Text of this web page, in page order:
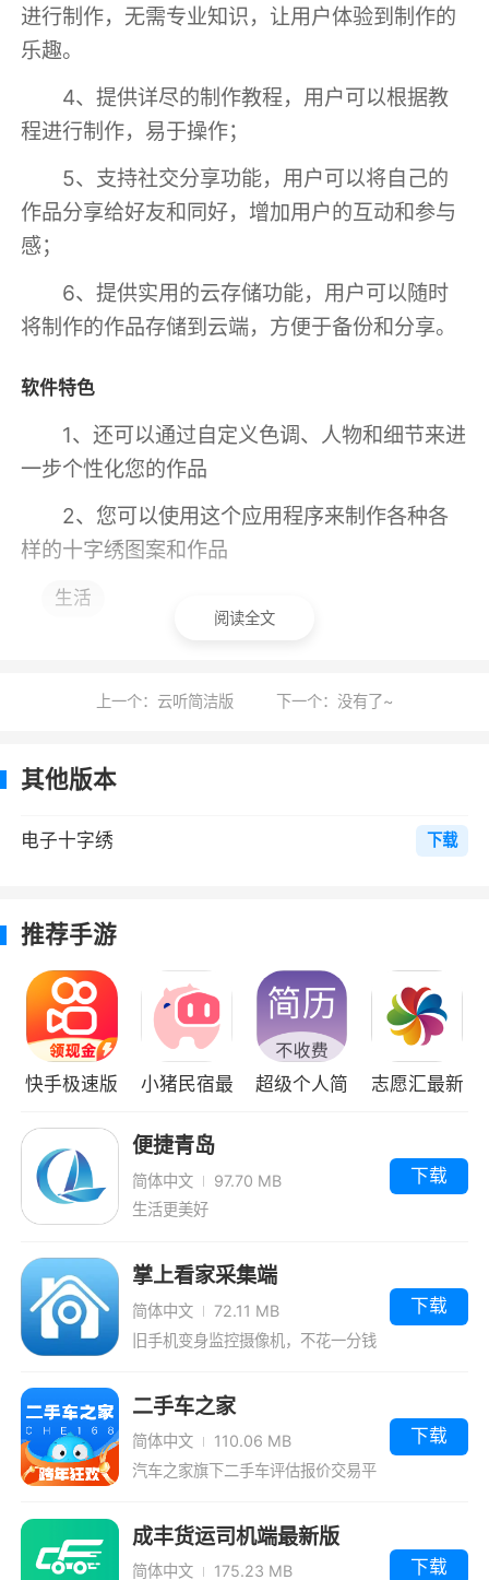
进行制作，无需专业知识，让用户体验到制作的
乐趣。
4、提供详尽的制作教程，用户可以根据教
程进行制作，易于操作；
5、支持社交分享功能，用户可以将自己的
作品分享给好友和同好，增加用户的互动和参与
感；
6、提供实用的云存储功能，用户可以随时
将制作的作品存储到云端，方便于备份和分享。
软件特色
1、还可以通过自定义色调、人物和细节来进
一步个性化您的作品
2、您可以使用这个应用程序来制作各种各
样的十字绣图案和作品
3、从而快速地创建一个新项目，而无需为
繁琐的软件操作浪费时间
在这里发布自己的作品并与其他用户交流，同时
1、电子十字绣最新版让大家随时随地在手机
程，能够学习更多的技巧，在这里练习刺秀的手
也非常多，大家可以一一查看
2、十字绣是用绣线搭十字，对照图案进行
刺绣的一种刺绣方法，它的绣法简单，人人都可
3、用户可以在这里学习到很多电子十字绣
方面的专业知识内容，教学课程资源丰富齐全，
还可以分享自己的电子十字绣作品
生活
阅读全文
上一个：云听简洁版 下一个：没有了~
其他版本
电子十字绣 下载
推荐手游
快手极速版
小猪民宿最
超级个人简
志愿汇最新
便捷青岛
简体中文
97.70 MB
生活更美好
下载
掌上看家采集端
简体中文
72.11 MB
旧手机变身监控摄像机，不花一分钱
下载
二手车之家
简体中文
110.06 MB
汽车之家旗下二手车评估报价交易平
下载
成丰货运司机端最新版
简体中文 175.23 MB 下载